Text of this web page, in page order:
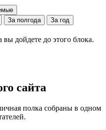
За полгода
За год
вы дойдете до этого блока.
сайта
полка собраны в одном